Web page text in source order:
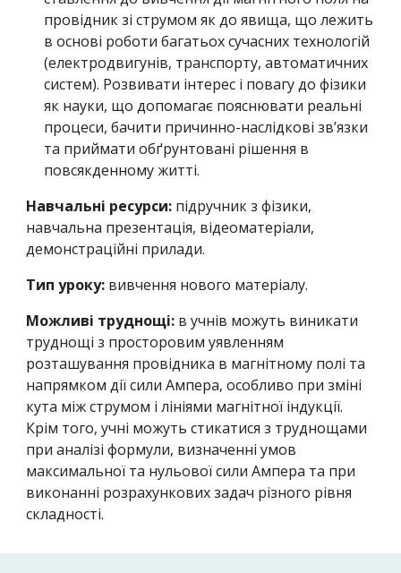
провідник зі струмом як до явища, що лежить
в основі роботи багатьох сучасних технологій
(електродвигунів, транспорту, автоматичних
систем). Розвивати інтерес і повагу до фізики
як науки, що допомагає пояснювати реальні
процеси, бачити причинно-наслідкові зв’язки
та приймати обґрунтовані рішення в
повсякденному житті.
Навчальні ресурси: підручник з фізики,
навчальна презентація, відеоматеріали,
демонстраційні прилади.
Тип уроку: вивчення нового матеріалу.
Можливі труднощі: в учнів можуть виникати
труднощі з просторовим уявленням
розташування провідника в магнітному полі та
напрямком дії сили Ампера, особливо при зміні
кута між струмом і лініями магнітної індукції.
Крім того, учні можуть стикатися з труднощами
при аналізі формули, визначенні умов
максимальної та нульової сили Ампера та при
виконанні розрахункових задач різного рівня
складності.